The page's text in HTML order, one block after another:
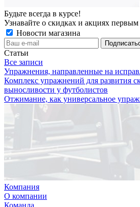
Будьте всегда в курсе!
Узнавайте о скидках и акциях первым
Новости магазина
Статьи
Все записи
Упражнения, направленные на
Комплекс упражнений для развития
выносливости у футболистов
Отжимание, как универсальное
Компания
О компании